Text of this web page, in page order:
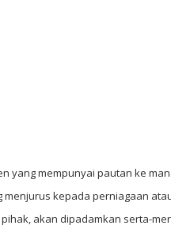
yang mempunyai pautan ke
menjurus kepada perniagaan
akan dipadamkan serta-